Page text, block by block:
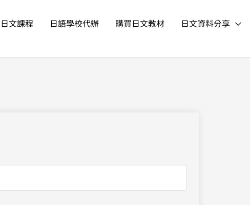
文課程 日語學校代辦 購買日文教材
日文資料分享